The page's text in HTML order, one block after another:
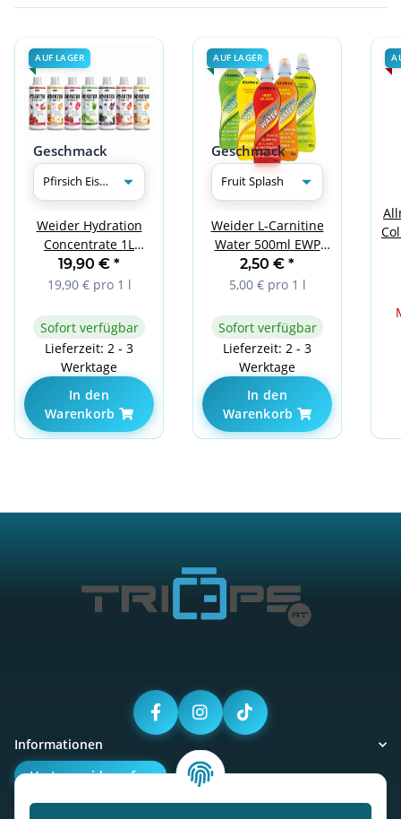
AUF LAGER
Geschmack
Weider Hydration
Concentrate 1L
Pfirsich Eistee
19,90 € *
19,90 € pro 1 l
Sofort verfügbar
Lieferzeit: 2 - 3
Werktage
In den
Warenkorb
AUF LAGER
Geschmack
Weider L-Carnitine
Water 500ml EWP
Fruit Splash
2,50 € *
5,00 € pro 1 l
Sofort verfügbar
Lieferzeit: 2 - 3
Werktage
In den
Warenkorb
Informationen
Vertrag widerrufen